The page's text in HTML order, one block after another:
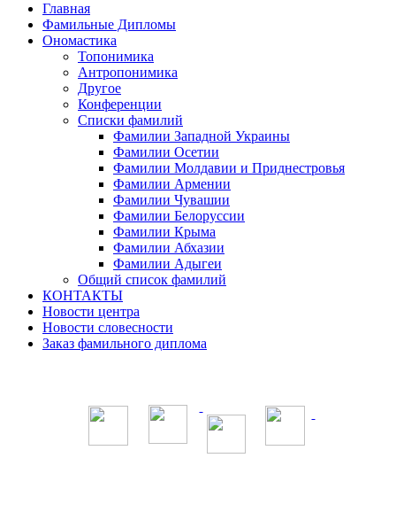
Главная
Фамильные Дипломы
Ономастика
Топонимика
Антропонимика
Другое
Конференции
Списки фамилий
Фамилии Западной Украины
Фамилии Осетии
Фамилии Молдавии и Приднестровья
Фамилии Армении
Фамилии Чувашии
Фамилии Белоруссии
Фамилии Крыма
Фамилии Абхазии
Фамилии Адыгеи
Общий список фамилий
КОНТАКТЫ
Новости центра
Новости словесности
Заказ фамильного диплома